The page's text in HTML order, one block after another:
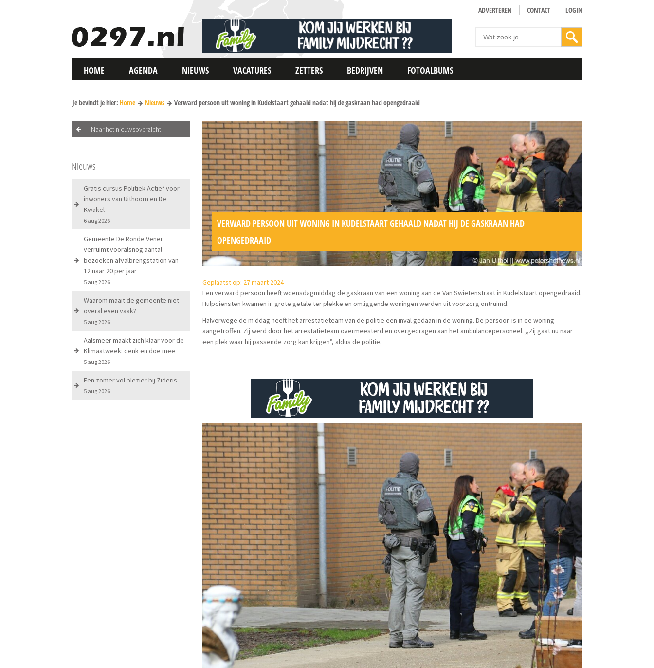
ADVERTEREN CONTACT LOGIN
HOME AGENDA NIEUWS VACATURES ZETTERS BEDRIJVEN FOTOALBUMS
Je bevindt je hier: Home Nieuws Verward persoon uit woning in Kudelstaart gehaald nadat hij de gaskraan had opengedraaid
Naar het nieuwsoverzicht
Nieuws
Gratis cursus Politiek Actief voor
inwoners van Uithoorn en De
Kwakel
6 aug 2026
Gemeente De Ronde Venen
verruimt vooralsnog aantal
bezoeken afvalbrengstation van
12 naar 20 per jaar
5 aug 2026
Waarom maait de gemeente niet
overal even vaak?
5 aug 2026
Aalsmeer maakt zich klaar voor de
Klimaatweek: denk en doe mee
5 aug 2026
Een zomer vol plezier bij Zideris
5 aug 2026
VERWARD PERSOON UIT WONING IN KUDELSTAART GEHAALD NADAT HIJ DE GASKRAAN HAD
OPENGEDRAAID
Geplaatst op: 27 maart 2024
Een verward persoon heeft woensdagmiddag de gaskraan van een woning aan de Van Swietenstraat in Kudelstaart opengedraaid.
Hulpdiensten kwamen in grote getale ter plekke en omliggende woningen werden uit voorzorg ontruimd.
Halverwege de middag heeft het arrestatieteam van de politie een inval gedaan in de woning. De persoon is in de woning
aangetroffen. Zij werd door het arrestatieteam overmeesterd en overgedragen aan het ambulancepersoneel. ,,Zij gaat nu naar
een plek waar hij passende zorg kan krijgen”, aldus de politie.